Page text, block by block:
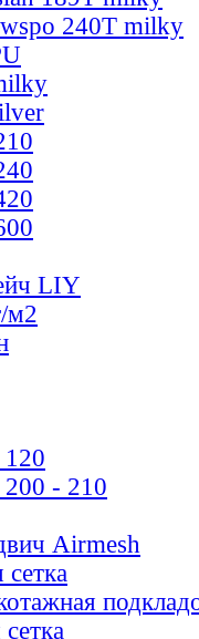
240T milky
LIY
м2
- 210
Airmesh
сетка